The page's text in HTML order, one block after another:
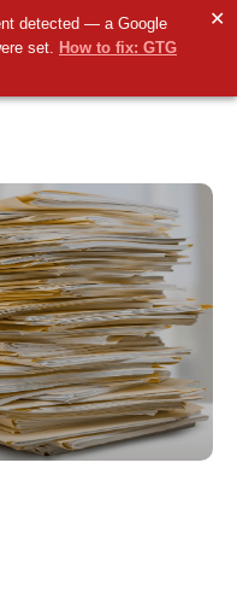
detected — a Google
set. How to fix: GTG
✕